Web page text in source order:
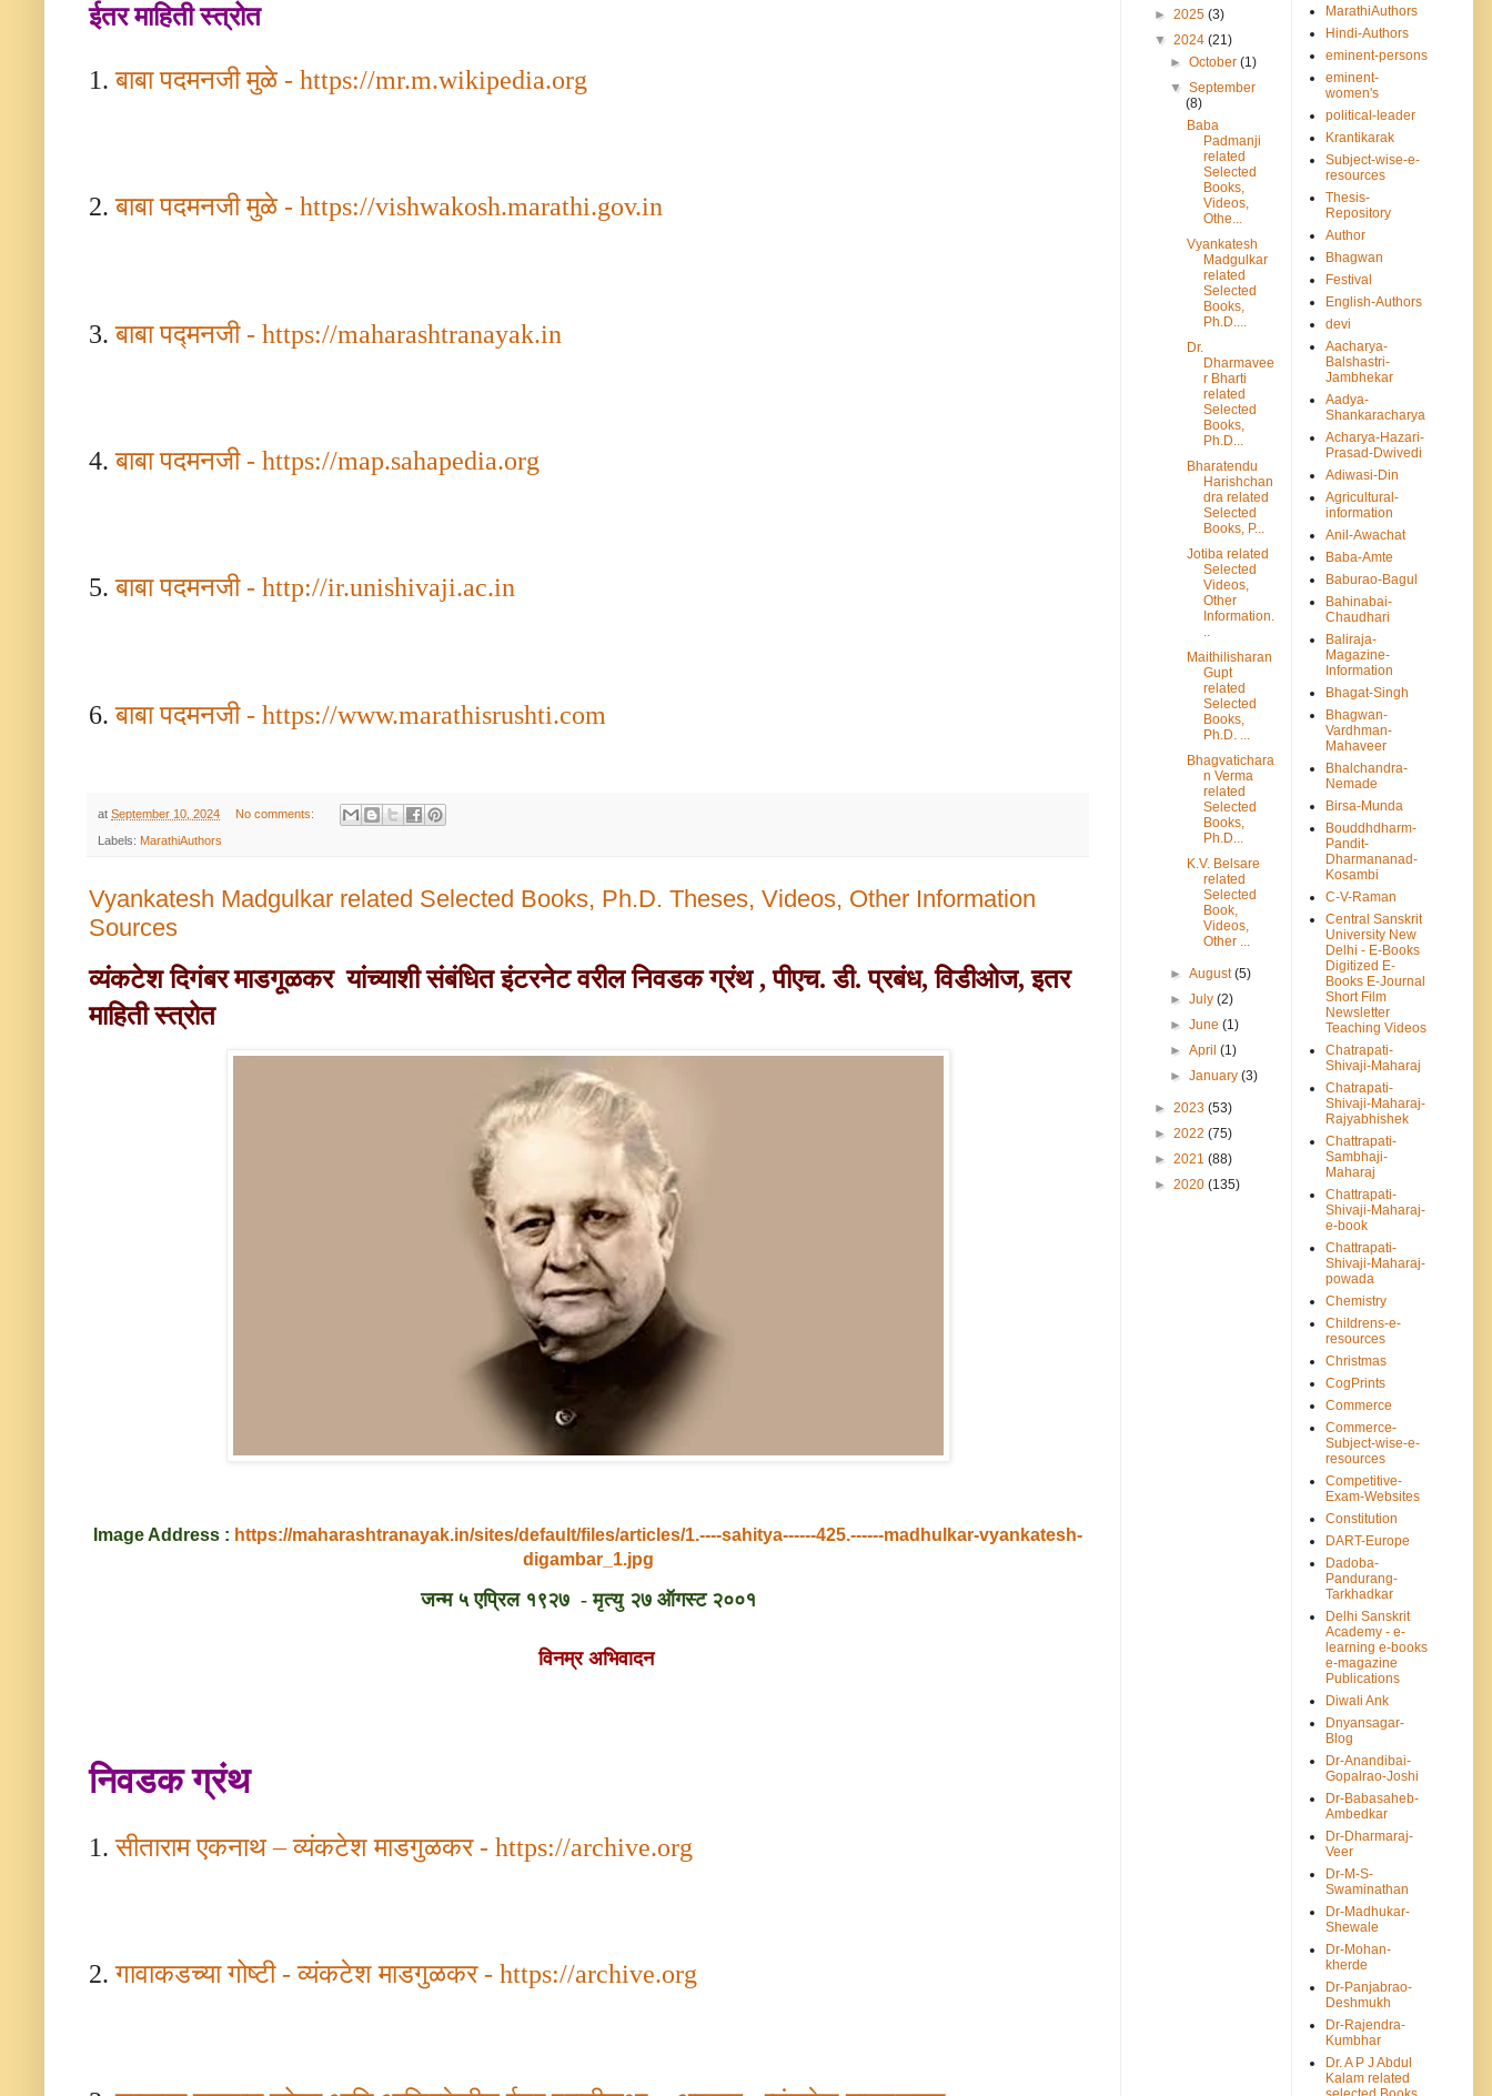
ईतर माहिती स्त्रोत
1.बाबा पदमनजी मुळे - https://mr.m.wikipedia.org
2.बाबा पदमनजी मुळे- https://vishwakosh.marathi.gov.in
3.बाबा पद्मनजी- https://maharashtranayak.in
4.बाबा पदमनजी- https://map.sahapedia.org
5.बाबा पदमनजी- http://ir.unishivaji.ac.in
6.बाबा पदमनजी- https://www.marathisrushti.com
at September 10, 2024 No comments:
Labels: MarathiAuthors
Vyankatesh Madgulkar related Selected Books, Ph.D. Theses, Videos, Other Information
Sources
व्यंकटेश दिगंबर माडगूळकरयांच्याशी संबंधित इंटरनेट वरील निवडक ग्रंथ , पीएच. डी. प्रबंध,विडीओज, इतर
माहिती स्त्रोत
Image Address : https://maharashtranayak.in/sites/default/files/articles/1.----sahitya------425.------madhulkar-vyankatesh-
digambar_1.jpg
जन्म ५ एप्रिल १९२७ -मृत्यु २७ ऑगस्ट २००१
विनम्र अभिवादन
निवडक ग्रंथ
1.सीताराम एकनाथ–व्यंकटेश माडगुळकर- https://archive.org
2.गावाकडच्या गोष्टी-व्यंकटेश माडगुळकर- https://archive.org
► 2025 (3)
▼ 2024 (21)
►October(1)
▼September
(8)
Baba
Padmanji
related
Selected
Books,
Videos,
Othe...
Vyankatesh
Madgulkar
related
Selected
Books,
Ph.D....
Dr.
Dharmavee
r Bharti
related
Selected
Books,
Ph.D...
Bharatendu
Harishchan
dra related
Selected
Books, P...
Jotiba related
Selected
Videos,
Other
Information.
Maithilisharan
Gupt
related
Selected
Books,
Ph.D. ...
Bhagvatichara
n Verma
related
Selected
Books,
Ph.D...
K.V. Belsare
related
Selected
Book,
Videos,
Other ...
►August(5)
►July(2)
►June(1)
►April(1)
►January(3)
► 2023 (53)
► 2022 (75)
► 2021 (88)
► 2020 (135)
MarathiAuthors
Hindi-Authors
eminent-persons
eminent-
women's
political-leader
Krantikarak
Subject-wise-e-
resources
Thesis-
Repository
Author
Bhagwan
Festival
English-Authors
devi
Aacharya-
Balshastri-
Jambhekar
Aadya-
Shankaracharya
Acharya-Hazari-
Prasad-Dwivedi
Adiwasi-Din
Agricultural-
information
Anil-Awachat
Baba-Amte
Baburao-Bagul
Bahinabai-
Chaudhari
Baliraja-
Magazine-
Information
Bhagat-Singh
Bhagwan-
Vardhman-
Mahaveer
Bhalchandra-
Nemade
Birsa-Munda
Bouddhdharm-
Pandit-
Dharmananad-
Kosambi
C-V-Raman
Central Sanskrit
University New
Delhi - E-Books
Digitized E-
Books E-Journal
Short Film
Newsletter
Teaching Videos
Chatrapati-
Shivaji-Maharaj
Chatrapati-
Shivaji-Maharaj-
Rajyabhishek
Chattrapati-
Sambhaji-
Maharaj
Chattrapati-
Shivaji-Maharaj-
e-book
Chattrapati-
Shivaji-Maharaj-
powada
Chemistry
Childrens-e-
resources
Christmas
CogPrints
Commerce
Commerce-
Subject-wise-e-
resources
Competitive-
Exam-Websites
Constitution
DART-Europe
Dadoba-
Pandurang-
Tarkhadkar
Delhi Sanskrit
Academy - e-
learning e-books
e-magazine
Publications
Diwali Ank
Dnyansagar-
Blog
Dr-Anandibai-
Gopalrao-Joshi
Dr-Babasaheb-
Ambedkar
Dr-Dharmaraj-
Veer
Dr-M-S-
Swaminathan
Dr-Madhukar-
Shewale
Dr-Mohan-
kherde
Dr-Panjabrao-
Deshmukh
Dr-Rajendra-
Kumbhar
Dr. A P J Abdul
Kalam related